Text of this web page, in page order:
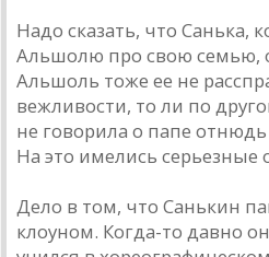
Надо сказать, что Санька,
Альшолю про свою семью,
Альшоль тоже ее не
вежливости, то ли по
не говорила о папе
На это имелись серьезные
Дело в том, что Санькин
клоуном. Когда-то давно